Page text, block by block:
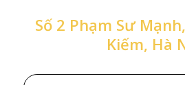
Số 2 Phạm Sư
Kiếm, Hà